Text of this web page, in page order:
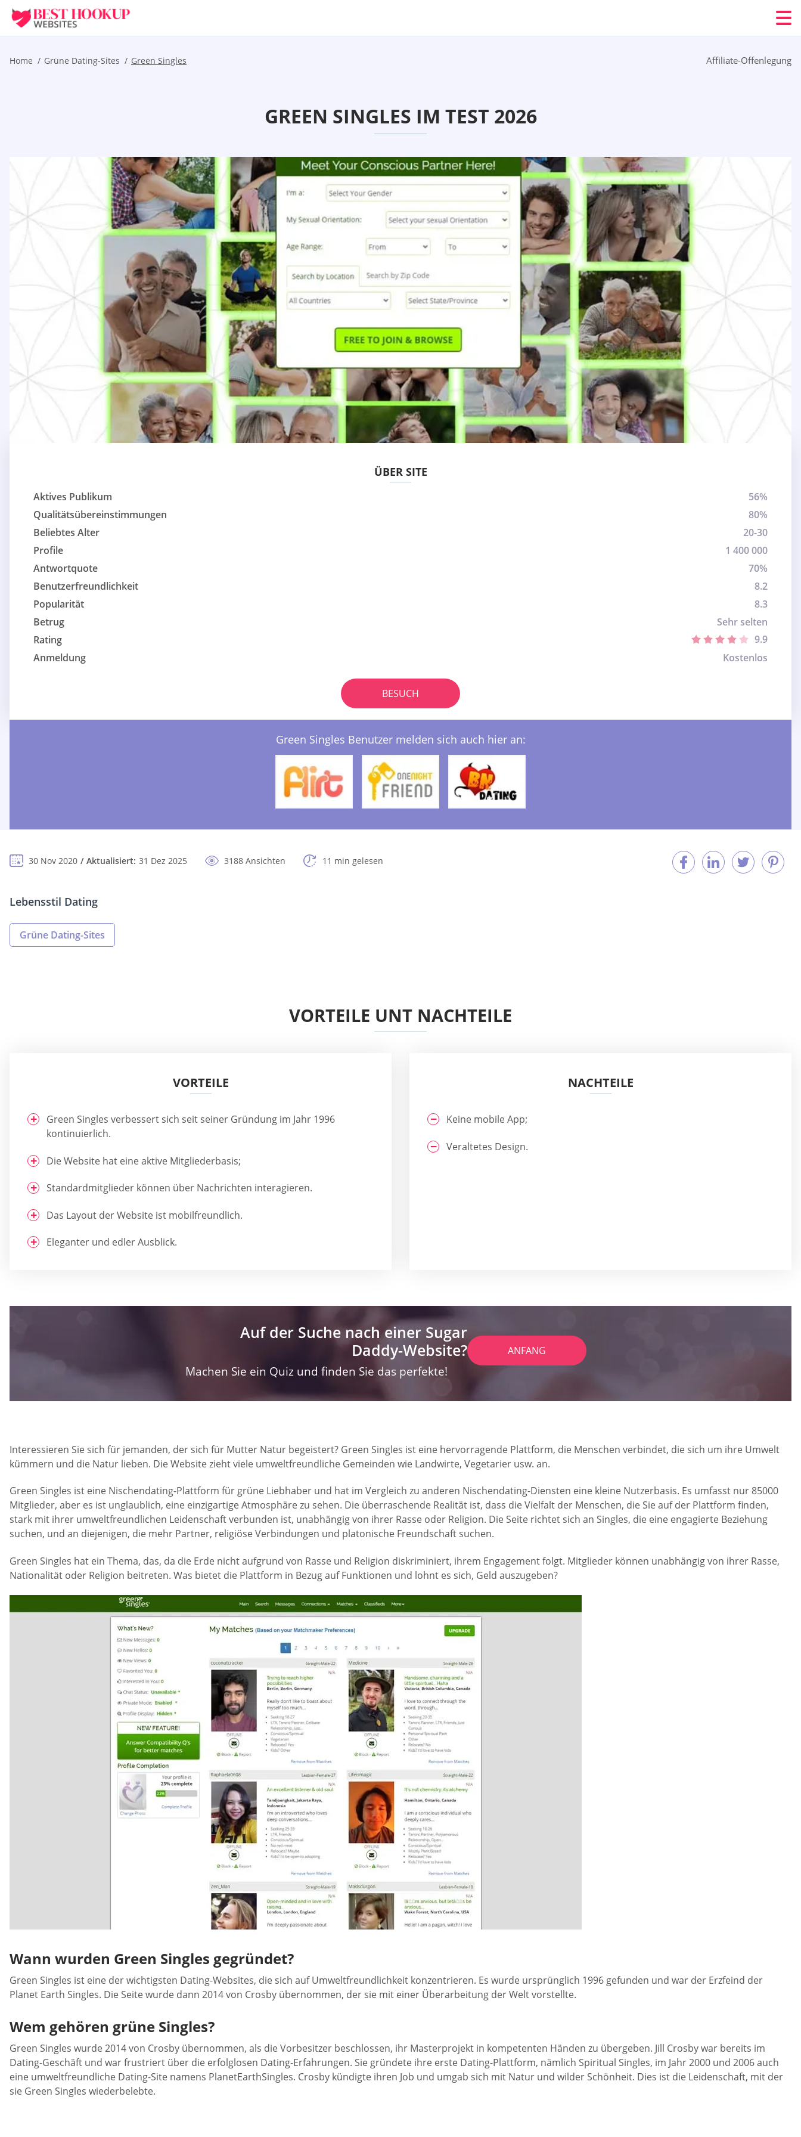
Home Grüne Dating-Sites Green Singles Affiliate-Offenlegung
GREEN SINGLES IM TEST 2026
ÜBER SITE
Aktives Publikum
56%
Qualitätsübereinstimmungen
80%
Beliebtes Alter
20-30
Profile
1 400 000
Antwortquote
70%
Benutzerfreundlichkeit
8.2
Popularität
8.3
Betrug
Sehr selten
Rating
9.9
Anmeldung
Kostenlos
BESUCH
Green Singles Benutzer melden sich auch hier an:
30 Nov 2020 Aktualisiert: 31 Dez 2025 3188 Ansichten 11 min gelesen
Lebensstil Dating
Grüne Dating-Sites
VORTEILE UNT NACHTEILE
VORTEILE
Green Singles verbessert sich seit seiner Gründung im Jahr 1996
kontinuierlich.
Die Website hat eine aktive Mitgliederbasis;
Standardmitglieder können über Nachrichten interagieren.
Das Layout der Website ist mobilfreundlich.
Eleganter und edler Ausblick.
NACHTEILE
Keine mobile App;
Veraltetes Design.
Auf der Suche nach einer Sugar
Daddy-Website?
Machen Sie ein Quiz und finden Sie das perfekte!
ANFANG
Interessieren Sie sich für jemanden, der sich für Mutter Natur begeistert? Green Singles ist eine hervorragende Plattform, die Menschen verbindet, die sich um ihre Umwelt
kümmern und die Natur lieben. Die Website zieht viele umweltfreundliche Gemeinden wie Landwirte, Vegetarier usw. an.
Green Singles ist eine Nischendating-Plattform für grüne Liebhaber und hat im Vergleich zu anderen Nischendating-Diensten eine kleine Nutzerbasis. Es umfasst nur 85000
Mitglieder, aber es ist unglaublich, eine einzigartige Atmosphäre zu sehen. Die überraschende Realität ist, dass die Vielfalt der Menschen, die Sie auf der Plattform finden,
stark mit ihrer umweltfreundlichen Leidenschaft verbunden ist, unabhängig von ihrer Rasse oder Religion. Die Seite richtet sich an Singles, die eine engagierte Beziehung
suchen, und an diejenigen, die mehr Partner, religiöse Verbindungen und platonische Freundschaft suchen.
Green Singles hat ein Thema, das, da die Erde nicht aufgrund von Rasse und Religion diskriminiert, ihrem Engagement folgt. Mitglieder können unabhängig von ihrer Rasse,
Nationalität oder Religion beitreten. Was bietet die Plattform in Bezug auf Funktionen und lohnt es sich, Geld auszugeben?
Wann wurden Green Singles gegründet?
Green Singles ist eine der wichtigsten Dating-Websites, die sich auf Umweltfreundlichkeit konzentrieren. Es wurde ursprünglich 1996 gefunden und war der Erzfeind der
Planet Earth Singles. Die Seite wurde dann 2014 von Crosby übernommen, der sie mit einer Überarbeitung der Welt vorstellte.
Wem gehören grüne Singles?
Green Singles wurde 2014 von Crosby übernommen, als die Vorbesitzer beschlossen, ihr Masterprojekt in kompetenten Händen zu übergeben. Jill Crosby war bereits im
Dating-Geschäft und war frustriert über die erfolglosen Dating-Erfahrungen. Sie gründete ihre erste Dating-Plattform, nämlich Spiritual Singles, im Jahr 2000 und 2006 auch
eine umweltfreundliche Dating-Site namens PlanetEarthSingles. Crosby kündigte ihren Job und umgab sich mit Natur und wilder Schönheit. Dies ist die Leidenschaft, mit der
sie Green Singles wiederbelebte.